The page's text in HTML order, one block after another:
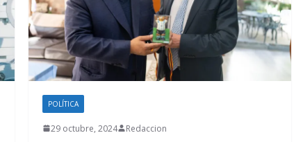
POLÍTICA
29 octubre, 2024 Redaccion